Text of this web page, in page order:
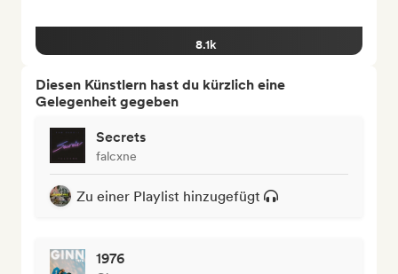
8.1k
Diesen Künstlern hast du kürzlich eine
Gelegenheit gegeben
Secrets
falcxne
Zu einer Playlist hinzugefügt
1976